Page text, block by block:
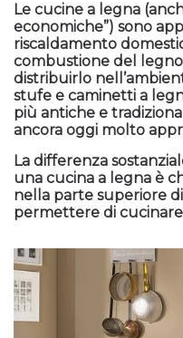
Le cucine a legna
economiche”) sono
riscaldamento
combustione del
distribuirlo
stufe e caminetti a
più antiche e
ancora oggi molto
La differenza
una cucina a legna è
nella parte superiore
permettere di